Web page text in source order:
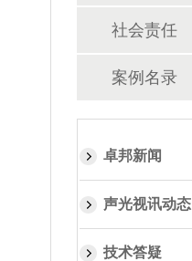
社会责任
案例名录
卓邦新闻
声光视讯动态
技术答疑